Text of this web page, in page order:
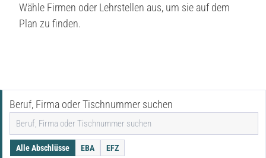
Wähle Firmen oder Lehrstellen aus, um sie auf dem
Plan zu finden.
Beruf, Firma oder Tischnummer suchen
Alle Abschlüsse EBA EFZ